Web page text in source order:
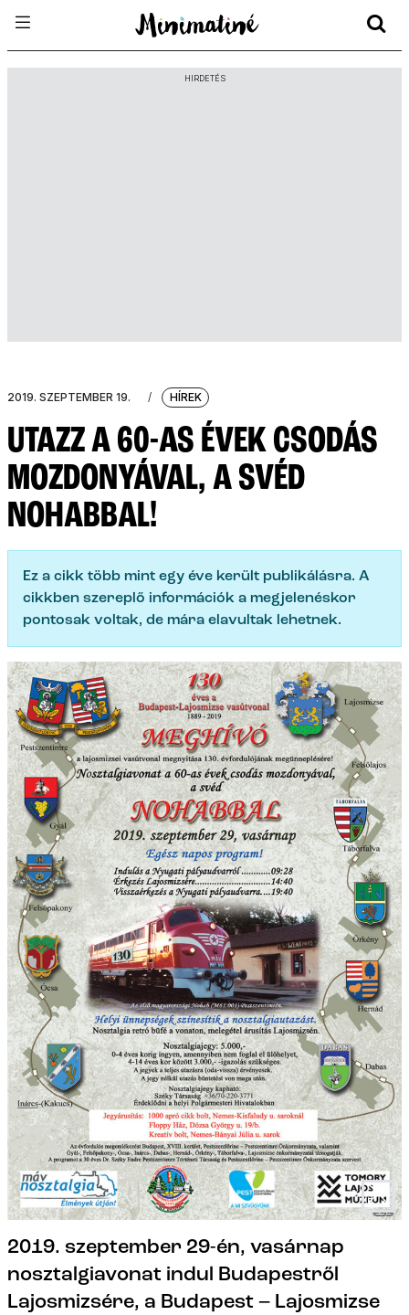
HIRDETÉS
2019. SZEPTEMBER 19. / HÍREK
UTAZZ A 60-AS ÉVEK CSODÁS
MOZDONYÁVAL, A SVÉD
NOHABBAL!
Ez a cikk több mint egy éve került publikálásra. A
cikkben szereplő információk a megjelenéskor
pontosak voltak, de mára elavultak lehetnek.
2019. szeptember 29-én, vasárnap
nosztalgiavonat indul Budapestről
Lajosmizsére, a Budapest – Lajosmizse